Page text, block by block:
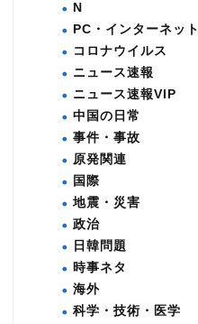
N
PC・インターネット
コロナウイルス
ニュース速報
ニュース速報VIP
中国の日常
事件・事故
原発関連
国際
地震・災害
政治
日韓問題
時事ネタ
海外
科学・技術・医学